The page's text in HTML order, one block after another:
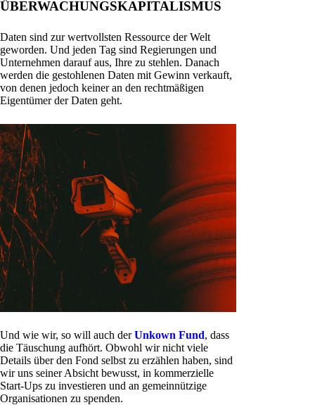
ÜBERWACHUNGSKAPITALISMUS
Daten sind zur wertvollsten Ressource der Welt
geworden. Und jeden Tag sind Regierungen und
Unternehmen darauf aus, Ihre zu stehlen. Danach
werden die gestohlenen Daten mit Gewinn verkauft,
von denen jedoch keiner an den rechtmäßigen
Eigentümer der Daten geht.
Und wie wir, so will auch derUnkown Fund, dass
die Täuschung aufhört. Obwohl wir nicht viele
Details über den Fond selbst zu erzählen haben, sind
wir uns seiner Absicht bewusst, in kommerzielle
Start-Ups zu investieren und an gemeinnützige
Organisationen zu spenden.